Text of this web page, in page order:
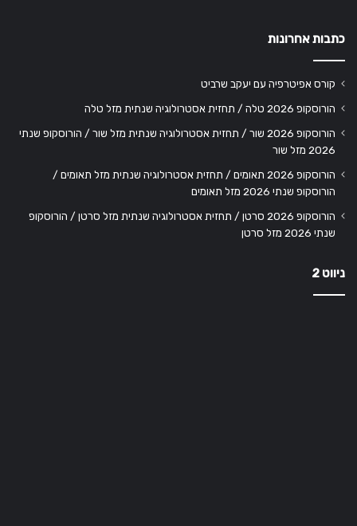
כתבות אחרונות
קורס אפיטרפיה עם יעקב שרביט
הורוסקופ 2026 טלה / תחזית אסטרולוגיה שנתית מזל טלה
הורוסקופ 2026 שור / תחזית אסטרולוגיה שנתית מזל שור / הורוסקופ שנתי
2026 מזל שור
הורוסקופ 2026 תאומים / תחזית אסטרולוגיה שנתית מזל תאומים /
הורוסקופ שנתי 2026 מזל תאומים
הורוסקופ 2026 סרטן / תחזית אסטרולוגיה שנתית מזל סרטן / הורוסקופ
שנתי 2026 מזל סרטן
ניווט 2